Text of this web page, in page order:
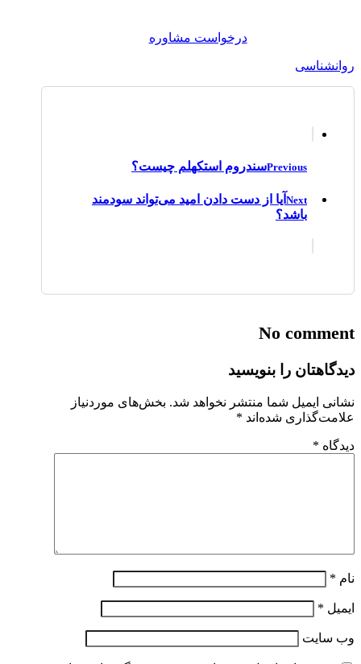
درخواست مشاوره
روانشناسی
Previousسندروم استکهلم چیست؟
Next آیا از دست دادن امید می‌تواند سودمند
باشد؟
No comment
دیدگاهتان را بنویسید
نشانی ایمیل شما منتشر نخواهد شد. بخش‌های موردنیاز
علامت‌گذاری شده‌اند *
دیدگاه *
نام *
ایمیل *
وب‌ سایت